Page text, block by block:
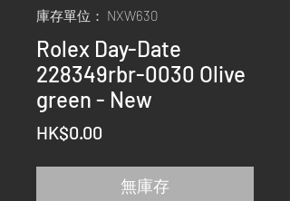
庫存單位： NXW630
Rolex Day-Date
228349rbr-0030 Olive
green - New
HK$0.00
無庫存